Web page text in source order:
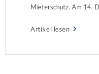
Mieterschutz. Am 14.
Artikel lesen